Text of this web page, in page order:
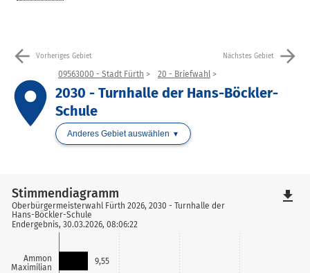
arrow_back Vorheriges Gebiet Nächstes Gebiet arrow_forward
place
09563000 - Stadt Fürth 20 - Briefwahl
2030 - Turnhalle der Hans-Böckler-
Schule
Anderes Gebiet auswählen
Ammon
Maximilian
9,55
Stimmendiagramm
Oberbürgermeisterwahl Fürth 2026, 2030 - Turnhalle der
Hans-Böckler-Schule
Endergebnis, 30.03.2026, 08:06:22
file_download